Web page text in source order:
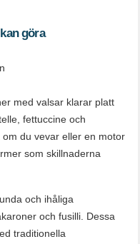
göra
med valsar klarar platt
fettuccine och
du vevar eller en motor
som skillnaderna
och ihåliga
och fusilli. Dessa
traditionella